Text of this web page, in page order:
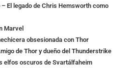
– El legado de Chris Hemsworth como
Marvel
obsesionada con Thor
de Thor y dueño del Thunderstrike
elfos oscuros de Svartálfaheim